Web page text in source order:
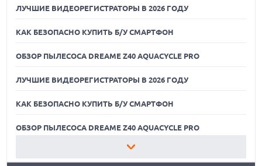
ЛУЧШИЕ ВИДЕОРЕГИСТРАТОРЫ В 2026 ГОДУ
КАК БЕЗОПАСНО КУПИТЬ Б/У СМАРТФОН
ОБЗОР ПЫЛЕСОСА DREAME Z40 AQUACYCLE PRO
ЛУЧШИЕ ВИДЕОРЕГИСТРАТОРЫ В 2026 ГОДУ
КАК БЕЗОПАСНО КУПИТЬ Б/У СМАРТФОН
ОБЗОР ПЫЛЕСОСА DREAME Z40 AQUACYCLE PRO
ЛУЧШИЕ ВИДЕОРЕГИСТРАТОРЫ В 2026 ГОДУ
06.08.2026
ОПЕРАТОРОМ ИНДУСТРИИ РОБОТАКСИ